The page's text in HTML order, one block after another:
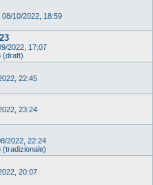
08/10/2022, 18:59
2022, 17:07
(draft)
22:45
23:24
2022, 22:24
(tradizionale)
20:07